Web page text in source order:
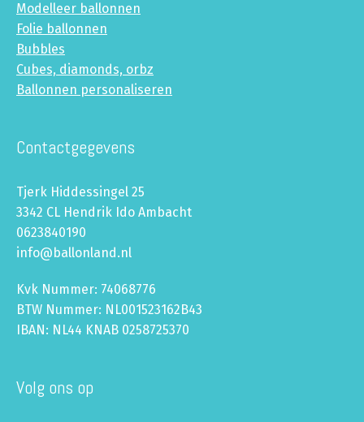
Modelleer ballonnen
Folie ballonnen
Bubbles
Cubes, diamonds, orbz
Ballonnen personaliseren
Contactgegevens
Tjerk Hiddessingel 25
3342 CL Hendrik Ido Ambacht
0623840190
info@ballonland.nl
Kvk Nummer: 74068776
BTW Nummer: NL001523162B43
IBAN: NL44 KNAB 0258725370
Volg ons op